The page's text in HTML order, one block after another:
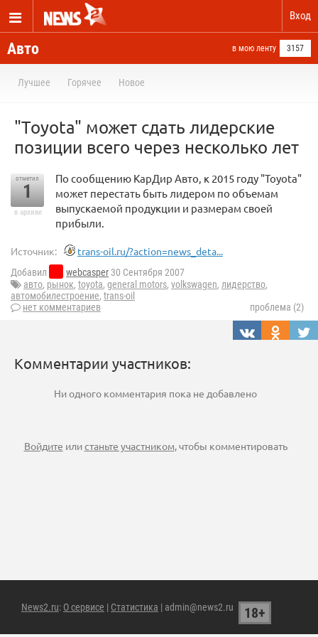
Вход
Авто в мою ленту 3157
Лучшее Горячее Новое
"Toyota" может сдать лидерские
позиции всего через несколько лет
отметил
1
в архиве
По сообщению КарДир Авто, к 2015 году "Toyota"
может перестать быть лидером по объемам
выпускаемой продукции и размерам своей
прибыли.
Источник: trans-oil.ru/?action=news_deta...
Добавил webcasper 30 Сентября 2007
авто, рынок, toyota, general motors, volkswagen, лидерство,
автомобилестроение, trans-oil
нет комментариев
проблема (2)
Комментарии участников:
Ни одного комментария пока не добавлено
Войдите илистаньте участником, чтобы комментировать
News2.ru: О сервисе | Статистика | admin@news2.ru 18+